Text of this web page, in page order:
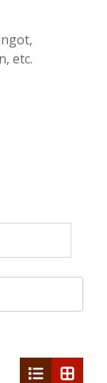
etc.
list grid